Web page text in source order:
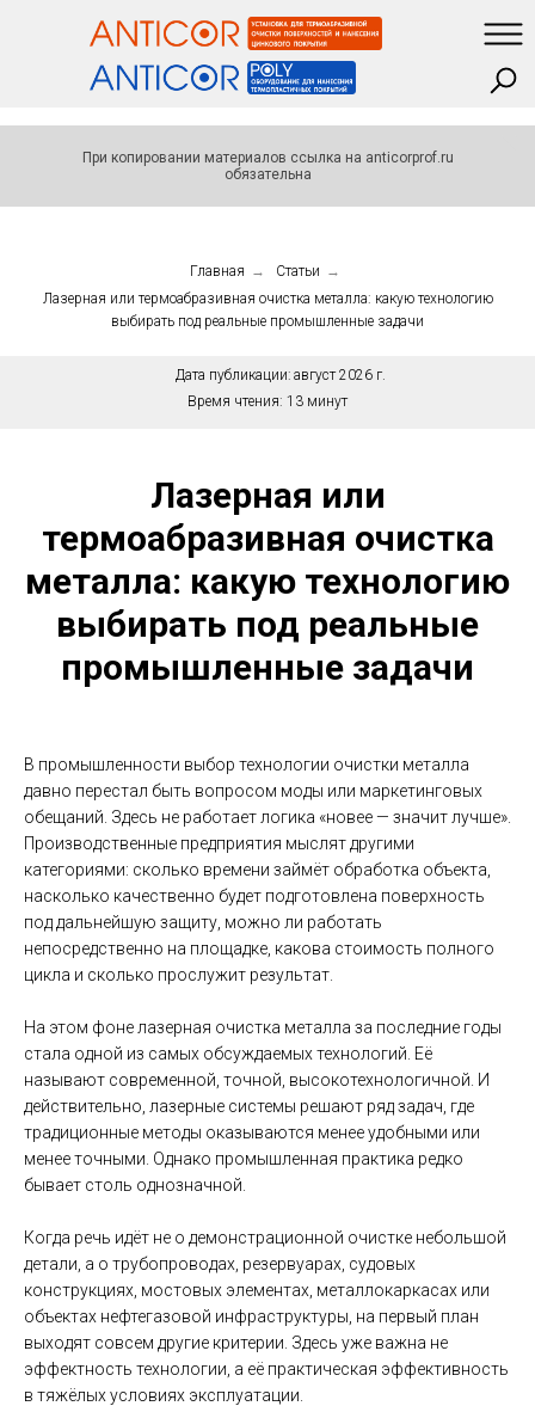
При копировании материалов ссылка на anticorprof.ru
обязательна
Главная → Статьи →
Лазерная или термоабразивная очистка металла: какую технологию
выбирать под реальные промышленные задачи
август 2026 г.
Дата публикации:
Время чтения: 13 минут
Лазерная или
термоабразивная очистка
металла: какую технологию
выбирать под реальные
промышленные задачи
В промышленности выбор технологии очистки металла
давно перестал быть вопросом моды или маркетинговых
обещаний. Здесь не работает логика «новее — значит лучше».
Производственные предприятия мыслят другими
категориями: сколько времени займёт обработка объекта,
насколько качественно будет подготовлена поверхность
под дальнейшую защиту, можно ли работать
непосредственно на площадке, какова стоимость полного
цикла и сколько прослужит результат.
На этом фоне лазерная очистка металла за последние годы
стала одной из самых обсуждаемых технологий. Её
называют современной, точной, высокотехнологичной. И
действительно, лазерные системы решают ряд задач, где
традиционные методы оказываются менее удобными или
менее точными. Однако промышленная практика редко
бывает столь однозначной.
Когда речь идёт не о демонстрационной очистке небольшой
детали, а о трубопроводах, резервуарах, судовых
конструкциях, мостовых элементах, металлокаркасах или
объектах нефтегазовой инфраструктуры, на первый план
выходят совсем другие критерии. Здесь уже важна не
эффектность технологии, а её практическая эффективность
в тяжёлых условиях эксплуатации.